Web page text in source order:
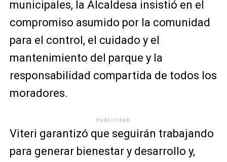
municipales, la Alcaldesa insistió en el
compromiso asumido por la comunidad
para el control, el cuidado y el
mantenimiento del parque y la
responsabilidad compartida de todos los
moradores.
PUBLICIDAD
Viteri garantizó que seguirán trabajando
para generar bienestar y desarrollo y,